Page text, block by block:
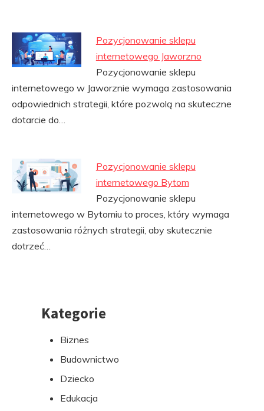
Pozycjonowanie sklepu
internetowego Jaworzno
Pozycjonowanie sklepu
internetowego w Jaworznie wymaga zastosowania
odpowiednich strategii, które pozwolą na skuteczne
dotarcie do…
Pozycjonowanie sklepu
internetowego Bytom
Pozycjonowanie sklepu
internetowego w Bytomiu to proces, który wymaga
zastosowania różnych strategii, aby skutecznie
dotrzeć…
PrzejdźKategorie
Biznes
Budownictwo
Dziecko
Edukacja